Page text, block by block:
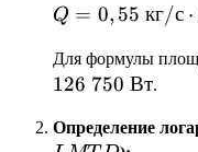
Q = 0, 55 кг/с ⋅
Для формулы
126 750 Вт.
Определение